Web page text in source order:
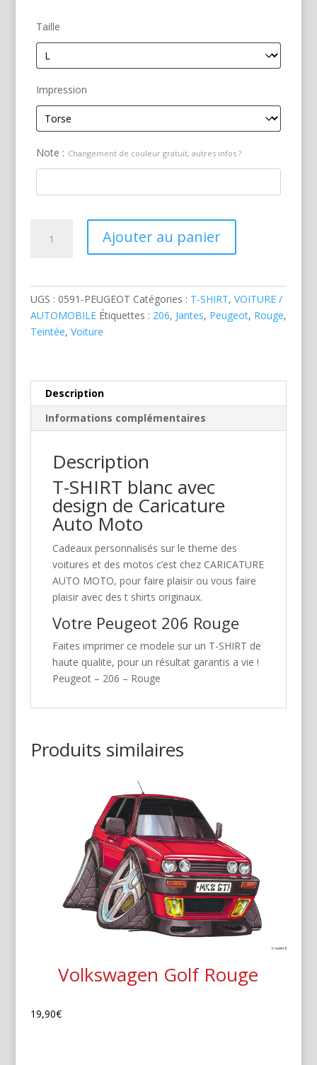
Taille
Impression
Note : Changement de couleur gratuit, autres infos ?
Ajouter au panier
UGS : 0591-PEUGEOT Catégories : T-SHIRT, VOITURE /
AUTOMOBILE Étiquettes : 206, Jantes, Peugeot, Rouge,
Teintée, Voiture
Description
Informations complémentaires
Description
T-SHIRT blanc avec
design de Caricature
Auto Moto
Cadeaux personnalisés sur le theme des
voitures et des motos c’est chez CARICATURE
AUTO MOTO, pour faire plaisir ou vous faire
plaisir avec des t shirts originaux.
Votre Peugeot 206 Rouge
Faites imprimer ce modele sur un T-SHIRT de
haute qualite, pour un résultat garantis a vie !
Peugeot – 206 – Rouge
Produits similaires
Volkswagen Golf Rouge
19,90€